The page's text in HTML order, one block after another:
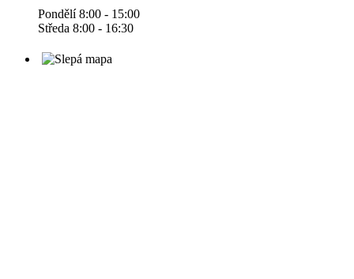
Pondělí 8:00 - 15:00
Středa 8:00 - 16:30